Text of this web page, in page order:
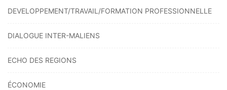
DEVELOPPEMENT/TRAVAIL/FORMATION PROFESSIONNELLE
DIALOGUE INTER-MALIENS
ECHO DES REGIONS
ÉCONOMIE